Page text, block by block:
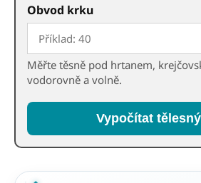
Obvod krku
Měřte těsně pod hrtanem,
vodorovně a volně.
Vypočítat